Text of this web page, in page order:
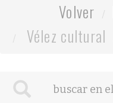
Volver
Vélez cultural